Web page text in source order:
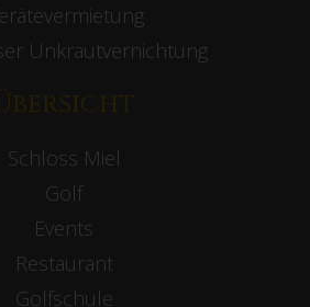
Unkrautvernichtung
Schloss Miel
Golf
Events
Restaurant
Golfschule